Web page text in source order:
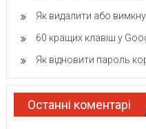
Як видалити або
60 кращих клавіш у
Як відновити пароль
Останні коментарі